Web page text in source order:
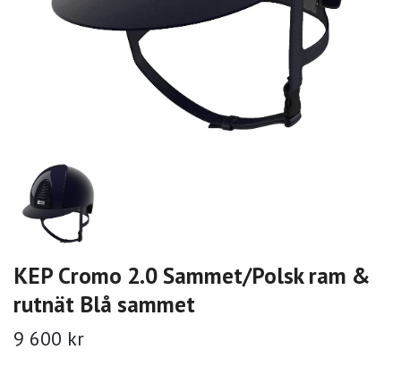
KEP Cromo 2.0 Sammet/Polsk ram &
rutnät Blå sammet
9 600 kr